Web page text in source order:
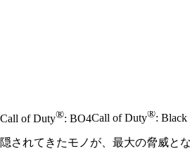
Call of Duty®: BO4Call of Duty®: Black
隠されてきたモノが、最大の脅威と